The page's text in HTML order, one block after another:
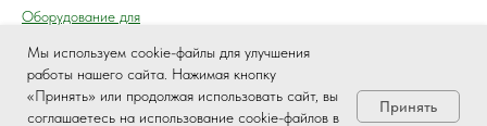
Мы используем cookie-файлы для улучшения
работы нашего сайта. Нажимая кнопку
«Принять» или продолжая использовать сайт, вы
соглашаетесь на использование cookie-файлов в
Принять
Оборудование для
осмотра (контроля) ГАИ